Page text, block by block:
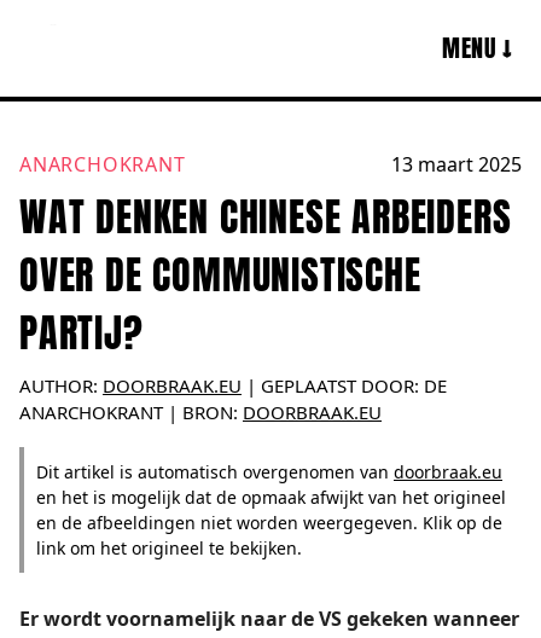
MENU ↓
ANARCHOKRANT 13 maart 2025
WAT DENKEN CHINESE ARBEIDERS
OVER DE COMMUNISTISCHE
PARTIJ?
AUTHOR: DOORBRAAK.EU | GEPLAATST DOOR: DE
ANARCHOKRANT| BRON: DOORBRAAK.EU
Dit artikel is automatisch overgenomen van doorbraak.eu
en het is mogelijk dat de opmaak afwijkt van het origineel
en de afbeeldingen niet worden weergegeven. Klik op de
link om het origineel te bekijken.
Er wordt voornamelijk naar de VS gekeken wanneer